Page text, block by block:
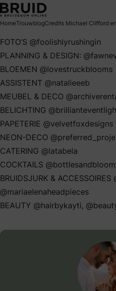
Credits Michael Clifford en
HomeTrouwblogCredits Michael Clifford
FOTO’S @foolishlyrushingin
PLANNING & DESIGN:
BLOEMEN @lovestruckblooms
ASSISTENT @natalieeeb
MEUBEL & DECO
BELICHTING
PAPETERIE @velvetfoxdesigns
NEON-DECO
CATERING @latabela
COCKTAILS
BRUIDSJURK & ACCESSOIRES
@mariaelenaheadpieces
BEAUTY @hairbykayti,